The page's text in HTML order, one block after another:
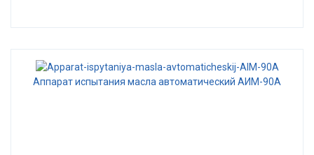
Аппарат испытания масла автоматический АИМ-90А